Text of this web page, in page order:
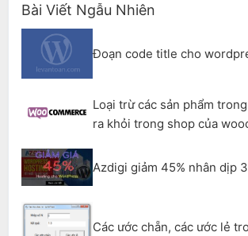
Bài Viết Ngẫu Nhiên
Đoạn code title cho
Loại trừ các sản phẩm
ra khỏi trong shop của
Azdigi giảm 45% nhân dịp
Các ước chẵn, các ước lẻ